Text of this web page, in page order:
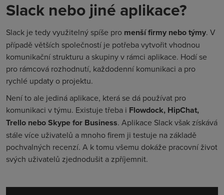
Slack nebo jiné aplikace?
Slack je tedy využitelný spíše pro menší firmy nebo týmy. V
případě větších společností je potřeba vytvořit vhodnou
komunikační strukturu a skupiny v rámci aplikace. Hodí se
pro rámcová rozhodnutí, každodenní komunikaci a pro
rychlé updaty o projektu.
Není to ale jediná aplikace, která se dá používat pro
komunikaci v týmu. Existuje třeba i Flowdock, HipChat,
Trello nebo Skype for Business. Aplikace Slack však získává
stále více uživatelů a mnoho firem ji testuje na základě
pochvalných recenzí. A k tomu všemu dokáže pracovní život
svých uživatelů zjednodušit a zpříjemnit.